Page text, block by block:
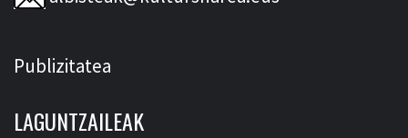
Publizitatea
LAGUNTZAILEAK